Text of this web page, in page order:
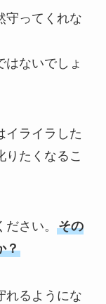
守ってくれな
はないでしょ
イライラした
りたくなるこ
さい。 その
？
れるようにな